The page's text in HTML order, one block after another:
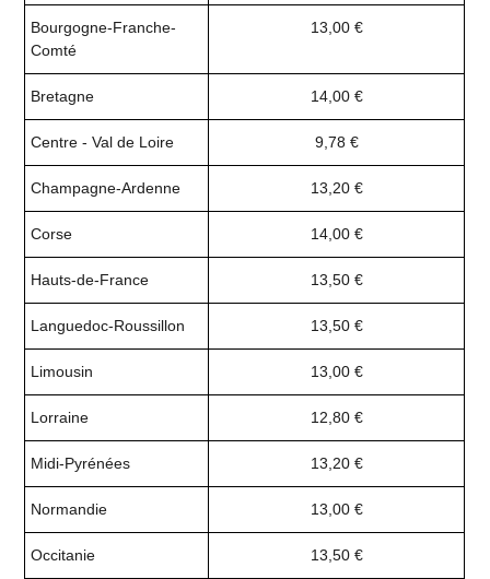
Bourgogne-Franche-
Comté
13,00 €
Bretagne 14,00 €
Centre - Val de Loire 9,78 €
Champagne-Ardenne 13,20 €
Corse 14,00 €
Hauts-de-France 13,50 €
Languedoc-Roussillon 13,50 €
Limousin 13,00 €
Lorraine 12,80 €
Midi-Pyrénées 13,20 €
Normandie 13,00 €
Occitanie 13,50 €